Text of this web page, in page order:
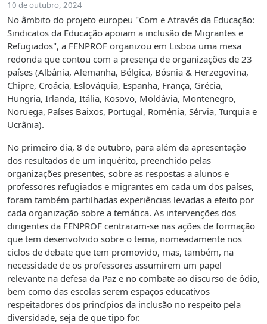
10 de outubro, 2024
No âmbito do projeto europeu "Com e Através da Educação:
Sindicatos da Educação apoiam a inclusão de Migrantes e
Refugiados", a FENPROF organizou em Lisboa uma mesa
redonda que contou com a presença de organizações de 23
países (Albânia, Alemanha, Bélgica, Bósnia & Herzegovina,
Chipre, Croácia, Eslováquia, Espanha, França, Grécia,
Hungria, Irlanda, Itália, Kosovo, Moldávia, Montenegro,
Noruega, Países Baixos, Portugal, Roménia, Sérvia, Turquia e
Ucrânia).
No primeiro dia, 8 de outubro, para além da apresentação
dos resultados de um inquérito, preenchido pelas
organizações presentes, sobre as respostas a alunos e
professores refugiados e migrantes em cada um dos países,
foram também partilhadas experiências levadas a efeito por
cada organização sobre a temática. As intervenções dos
dirigentes da FENPROF centraram-se nas ações de formação
que tem desenvolvido sobre o tema, nomeadamente nos
ciclos de debate que tem promovido, mas, também, na
necessidade de os professores assumirem um papel
relevante na defesa da Paz e no combate ao discurso de ódio,
bem como das escolas serem espaços educativos
respeitadores dos princípios da inclusão no respeito pela
diversidade, seja de que tipo for.